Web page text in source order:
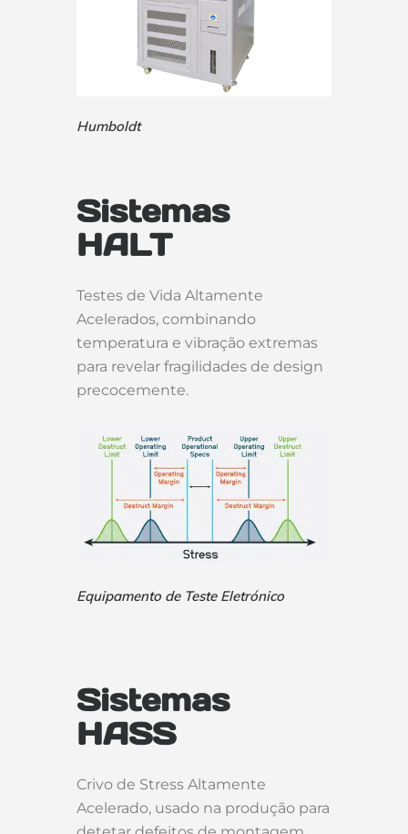
Humboldt
Sistemas
HALT
Testes de Vida Altamente
Acelerados, combinando
temperatura e vibração extremas
para revelar fragilidades de design
precocemente.
Equipamento de Teste Eletrónico
Sistemas
HASS
Crivo de Stress Altamente
Acelerado, usado na produção para